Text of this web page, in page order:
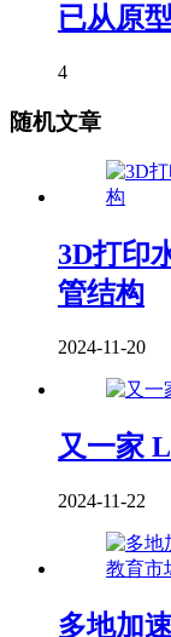
已从原
4
随机文章
3D打印
管结构
2024-11-20
又一家
2024-11-22
多地加